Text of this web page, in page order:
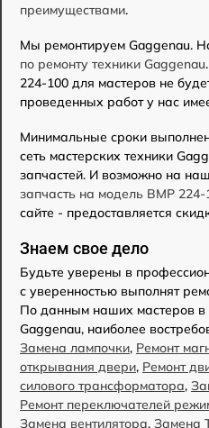
преимуществами.
Мы ремонтируем Gaggenau.
по ремонту техники Gaggenau
224-100 для мастеров не
проведенных работ у нас
Минимальные сроки
сеть мастерских техники
запчастей. И возможно на
запчасть на модель BMP 224-
сайте - предоставляется
Знаем свое дело
Будьте уверены в
с уверенностью выполнят
По данным наших мастеров в
Gaggenau, наиболее
Замена лампочки, Ремонт
открывания двери, Ремонт
силового трансформатора,
Ремонт переключателей
Замена вентилятора, Замена